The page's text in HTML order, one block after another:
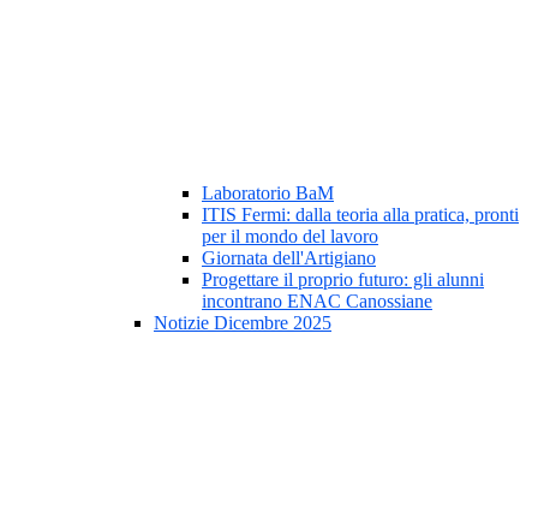
Laboratorio BaM
ITIS Fermi: dalla teoria alla pratica, pronti
per il mondo del lavoro
Giornata dell'Artigiano
Progettare il proprio futuro: gli alunni
incontrano ENAC Canossiane
Notizie Dicembre 2025